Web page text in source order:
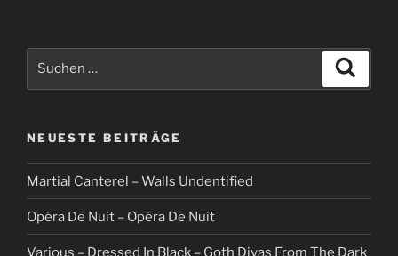
NEUESTE BEITRÄGE
Martial Canterel – Walls Undentified
Opéra De Nuit – Opéra De Nuit
Various – Dressed In Black – Goth Divas From The Dark